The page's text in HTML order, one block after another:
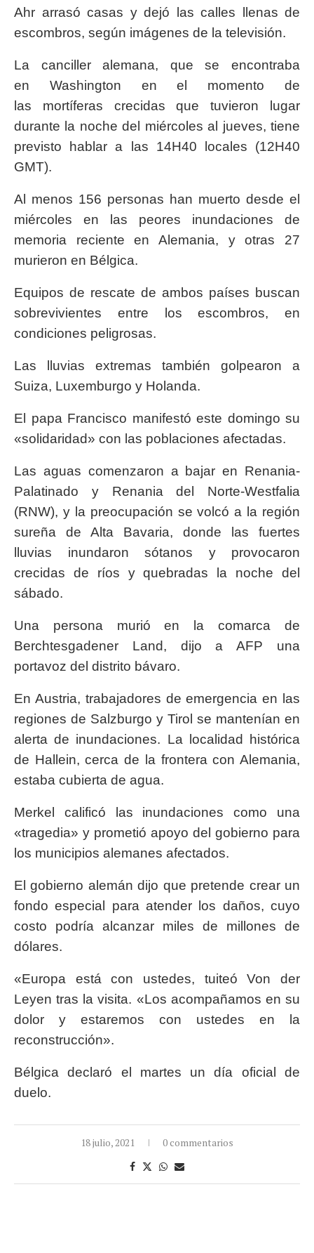
Ahr arrasó casas y dejó las calles llenas de
escombros, según imágenes de la televisión.
La canciller alemana, que se encontraba
en Washington en el momento de
las mortíferas crecidas que tuvieron lugar
durante la noche del miércoles al jueves, tiene
previsto hablar a las 14H40 locales (12H40
GMT).
Al menos 156 personas han muerto desde el
miércoles en las peores inundaciones de
memoria reciente en Alemania, y otras 27
murieron en Bélgica.
Equipos de rescate de ambos países buscan
sobrevivientes entre los escombros, en
condiciones peligrosas.
Las lluvias extremas también golpearon a
Suiza, Luxemburgo y Holanda.
El papa Francisco manifestó este domingo su
«solidaridad» con las poblaciones afectadas.
Las aguas comenzaron a bajar en Renania-
Palatinado y Renania del Norte-Westfalia
(RNW), y la preocupación se volcó a la región
sureña de Alta Bavaria, donde las fuertes
lluvias inundaron sótanos y provocaron
crecidas de ríos y quebradas la noche del
sábado.
Una persona murió en la comarca de
Berchtesgadener Land, dijo a AFP una
portavoz del distrito bávaro.
En Austria, trabajadores de emergencia en las
regiones de Salzburgo y Tirol se mantenían en
alerta de inundaciones. La localidad histórica
de Hallein, cerca de la frontera con Alemania,
estaba cubierta de agua.
Merkel calificó las inundaciones como una
«tragedia» y prometió apoyo del gobierno para
los municipios alemanes afectados.
El gobierno alemán dijo que pretende crear un
fondo especial para atender los daños, cuyo
costo podría alcanzar miles de millones de
dólares.
«Europa está con ustedes, tuiteó Von der
Leyen tras la visita. «Los acompañamos en su
dolor y estaremos con ustedes en la
reconstrucción».
Bélgica declaró el martes un día oficial de
duelo.
18 julio, 2021 0 commentarios